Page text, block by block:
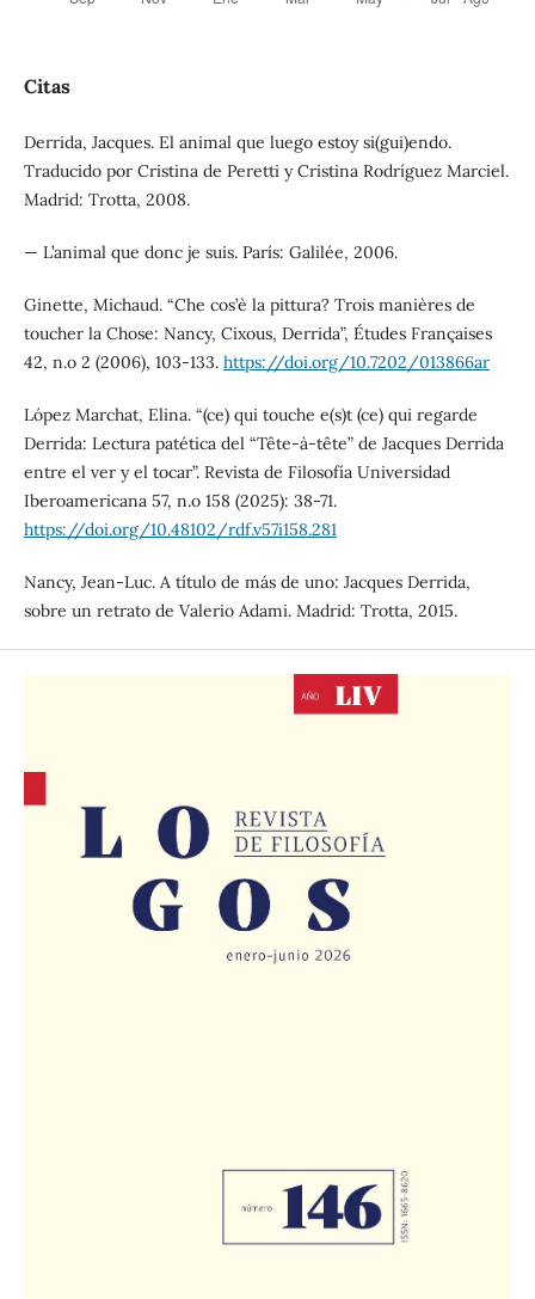
Citas
Derrida, Jacques. El animal que luego estoy si(gui)endo.
Traducido por Cristina de Peretti y Cristina Rodríguez Marciel.
Madrid: Trotta, 2008.
— L’animal que donc je suis. París: Galilée, 2006.
Ginette, Michaud. “Che cos’è la pittura? Trois manières de
toucher la Chose: Nancy, Cixous, Derrida”, Études Françaises
42, n.o 2 (2006), 103-133. https://doi.org/10.7202/013866ar
López Marchat, Elina. “(ce) qui touche e(s)t (ce) qui regarde
Derrida: Lectura patética del “Tête-à-tête” de Jacques Derrida
entre el ver y el tocar”. Revista de Filosofía Universidad
Iberoamericana 57, n.o 158 (2025): 38-71.
https://doi.org/10.48102/rdf.v57i158.281
Nancy, Jean-Luc. A título de más de uno: Jacques Derrida,
sobre un retrato de Valerio Adami. Madrid: Trotta, 2015.